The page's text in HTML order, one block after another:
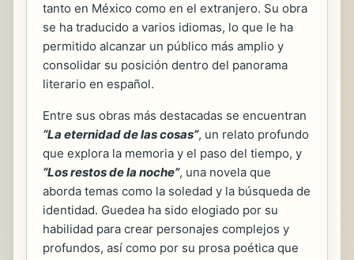
tanto en México como en el extranjero. Su obra
se ha traducido a varios idiomas, lo que le ha
permitido alcanzar un público más amplio y
consolidar su posición dentro del panorama
literario en español.
Entre sus obras más destacadas se encuentran
“La eternidad de las cosas”, un relato profundo
que explora la memoria y el paso del tiempo, y
“Los restos de la noche”, una novela que
aborda temas como la soledad y la búsqueda de
identidad. Guedea ha sido elogiado por su
habilidad para crear personajes complejos y
profundos, así como por su prosa poética que